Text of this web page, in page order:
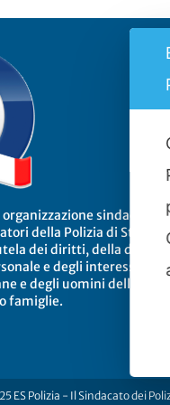
sindacale
della Polizia di Stato
dei diritti, della dignità
e degli interessi
e degli uomini della
famiglie.
ES Polizia - Il Sindacato dei